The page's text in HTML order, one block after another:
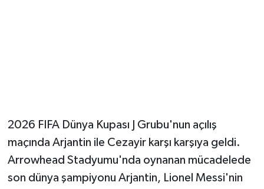
2026 FIFA Dünya Kupası J Grubu'nun açılış
maçında Arjantin ile Cezayir karşı karşıya geldi.
Arrowhead Stadyumu'nda oynanan mücadelede
son dünya şampiyonu Arjantin, Lionel Messi'nin